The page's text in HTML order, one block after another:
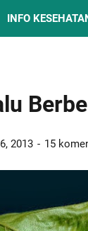
INFO
2013 15